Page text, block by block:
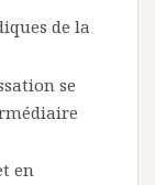
de la
se
en